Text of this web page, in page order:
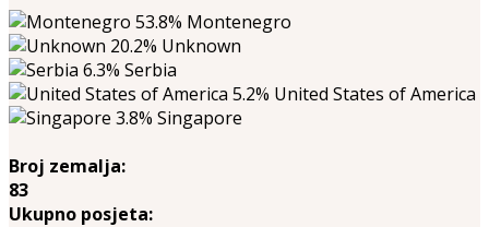
53.8% Montenegro
20.2% Unknown
6.3% Serbia
5.2% United States of America
3.8% Singapore
Broj zemalja:
83
Ukupno posjeta: